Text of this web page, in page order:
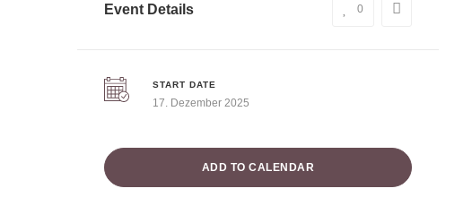
Event Details 0
START DATE
17. Dezember 2025
ADD TO CALENDAR